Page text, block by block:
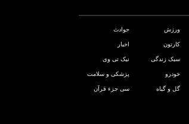
ورزش حوادث
کارتون اخبار
سبک زندگی نیک تی وی
خودرو پزشکی و سلامت
گل و گیاه سی جزء قرآن